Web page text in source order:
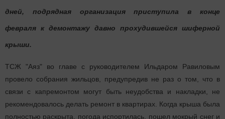
дней, подрядная организация приступила в конце
февраля к демонтажу давно прохудившейся шиферной
крыши.
ТСЖ "Аяз" во главе с руководителем Ильдаром Равиловым
провело собрания жильцов, предупредив не раз о том, что в
связи с капремонтом могут быть неудобства и накладки, не
рекомендовалось делать ремонт в квартирах. Когда крыша была
полностью раскрыта, погода испортилась, пошел мокрый снег и